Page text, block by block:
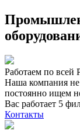
Работаем по всей
Наша компания
постоянно ищем
Вас работает 5
Контакты